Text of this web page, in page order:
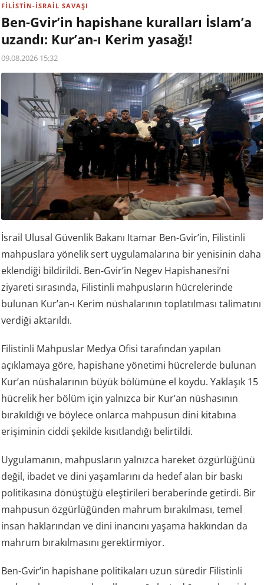
FİLİSTİN-İSRAİL SAVAŞI
Ben-Gvir’in hapishane kuralları İslam’a
uzandı: Kur’an-ı Kerim yasağı!
09.08.2026 15:32
İsrail Ulusal Güvenlik Bakanı Itamar Ben-Gvir’in, Filistinli
mahpuslara yönelik sert uygulamalarına bir yenisinin daha
eklendiği bildirildi. Ben-Gvir’in Negev Hapishanesi’ni
ziyareti sırasında, Filistinli mahpusların hücrelerinde
bulunan Kur’an-ı Kerim nüshalarının toplatılması talimatını
verdiği aktarıldı.
Filistinli Mahpuslar Medya Ofisi tarafından yapılan
açıklamaya göre, hapishane yönetimi hücrelerde bulunan
Kur’an nüshalarının büyük bölümüne el koydu. Yaklaşık 15
hücrelik her bölüm için yalnızca bir Kur’an nüshasının
bırakıldığı ve böylece onlarca mahpusun dini kitabına
erişiminin ciddi şekilde kısıtlandığı belirtildi.
Uygulamanın, mahpusların yalnızca hareket özgürlüğünü
değil, ibadet ve dini yaşamlarını da hedef alan bir baskı
politikasına dönüştüğü eleştirileri beraberinde getirdi. Bir
mahpusun özgürlüğünden mahrum bırakılması, temel
insan haklarından ve dini inancını yaşama hakkından da
mahrum bırakılmasını gerektirmiyor.
Ben-Gvir’in hapishane politikaları uzun süredir Filistinli